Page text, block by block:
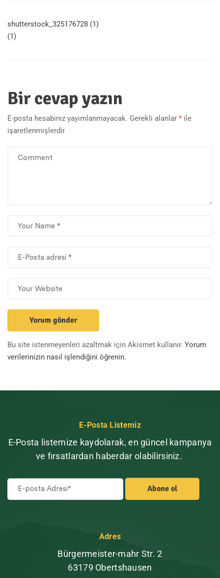
shutterstock_325176728 (1)
(1)
Bir cevap yazın
E-posta hesabınız yayımlanmayacak. Gerekli alanlar *ile
işaretlenmişlerdir
Bu site istenmeyenleri azaltmak için Akismet kullanır. Yorum
verilerinizin nasıl işlendiğini öğrenin.
E-Posta Listemiz
E-Posta listemize kaydolarak, en güncel kampanya
ve fırsatlardan haberdar olabilirsiniz.
Adres
Bürgermeister-mahr Str. 2
63179 Obertshausen